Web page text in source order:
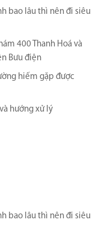
bao lâu thì nên đi siêu
400 Thanh Hoá và
Bưu điện
hiếm gặp được
hướng xử lý
bao lâu thì nên đi siêu